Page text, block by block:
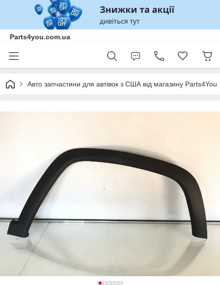
Parts4you.com.ua
Авто запчастини для автівок з США від магазину Parts4You